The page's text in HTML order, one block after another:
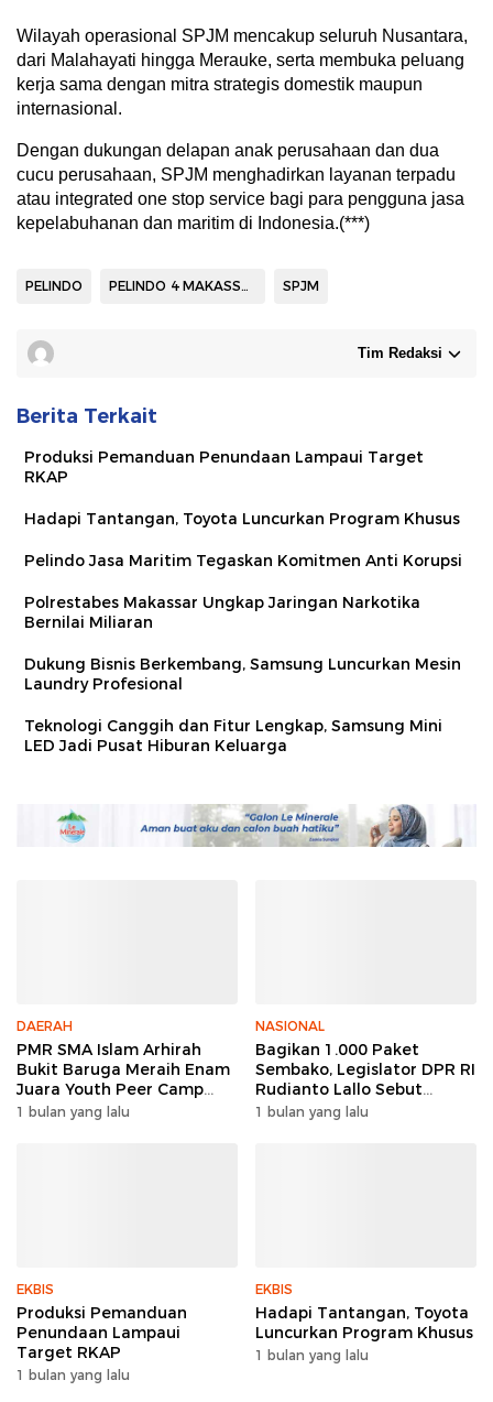
Wilayah operasional SPJM mencakup seluruh Nusantara,
dari Malahayati hingga Merauke, serta membuka peluang
kerja sama dengan mitra strategis domestik maupun
internasional.
Dengan dukungan delapan anak perusahaan dan dua
cucu perusahaan, SPJM menghadirkan layanan terpadu
atau integrated one stop service bagi para pengguna jasa
kepelabuhanan dan maritim di Indonesia.(***)
PELINDO PELINDO 4 MAKASSAR SPJM
Tim Redaksi
Berita Terkait
Produksi Pemanduan Penundaan Lampaui Target
RKAP
Hadapi Tantangan, Toyota Luncurkan Program Khusus
Pelindo Jasa Maritim Tegaskan Komitmen Anti Korupsi
Polrestabes Makassar Ungkap Jaringan Narkotika
Bernilai Miliaran
Dukung Bisnis Berkembang, Samsung Luncurkan Mesin
Laundry Profesional
Teknologi Canggih dan Fitur Lengkap, Samsung Mini
LED Jadi Pusat Hiburan Keluarga
DAERAH
PMR SMA Islam Arhirah
Bukit Baruga Meraih Enam
Juara Youth Peer Camp
2026
1 bulan yang lalu
NASIONAL
Bagikan 1.000 Paket
Sembako, Legislator DPR RI
Rudianto Lallo Sebut
Kepercayaan Publik Ke
1 bulan yang lalu
EKBIS
Produksi Pemanduan
Penundaan Lampaui
Target RKAP
1 bulan yang lalu
EKBIS
Hadapi Tantangan, Toyota
Luncurkan Program Khusus
1 bulan yang lalu